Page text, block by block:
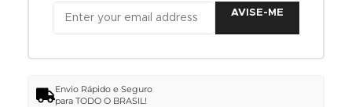
AVISE-ME
Envio Rápido e Seguro
para TODO O BRASIL!